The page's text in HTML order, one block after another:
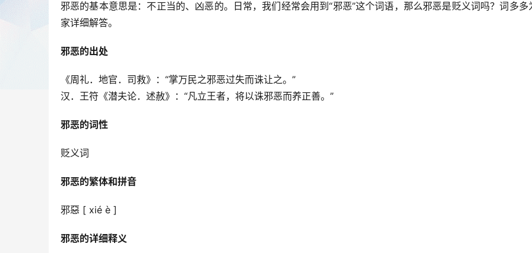
邪恶的基本意思是：不正当的、凶恶的。日常，我们经常会用到“邪恶”这个词语，那么邪恶是贬义词吗？词多多
家详细解答。
邪恶的出处
《周礼．地官．司救》：“掌万民之邪恶过失而诛让之。”
汉．王符《潜夫论．述赦》：“凡立王者，将以诛邪恶而养正善。”
邪恶的词性
贬义词
邪恶的繁体和拼音
邪惡 [ xié è ]
邪恶的详细释义